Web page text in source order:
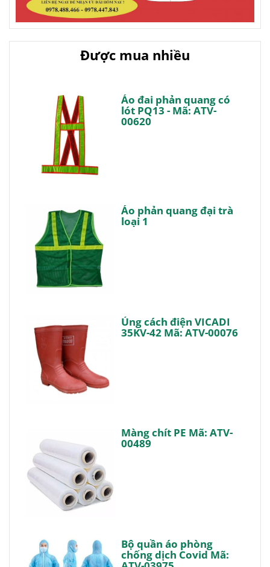
Được mua nhiều
Áo đai phản quang có
lót PQ13 - Mã: ATV-
00620
Áo phản quang đại trà
loại 1
Ủng cách điện VICADI
35KV-42 Mã: ATV-00076
Màng chít PE Mã: ATV-
00489
Bộ quần áo phòng
chống dịch Covid Mã: